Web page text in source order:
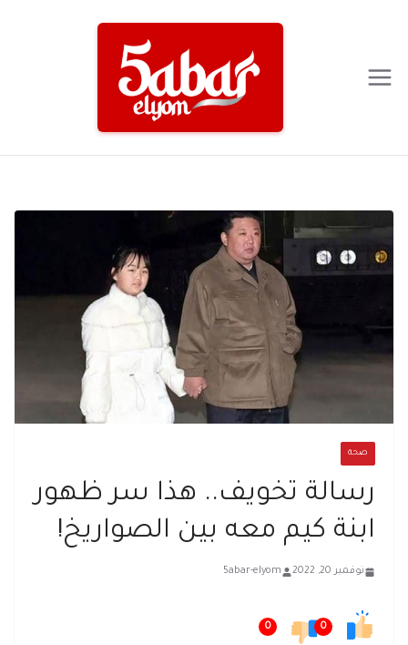
صحة
رسالة تخويف.. هذا سر ظهور
ابنة كيم معه بين الصواريخ!
نوفمبر 20, 2022 5abar-elyom
0
0